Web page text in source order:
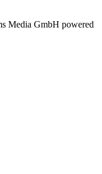
Media GmbH